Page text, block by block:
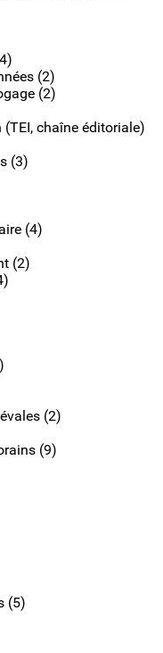
(2)
(2)
chaîne éditoriale)
(3)
(4)
(2)
(2)
(9)
(5)